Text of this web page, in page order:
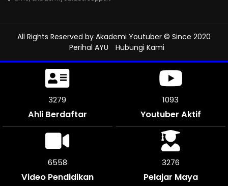
All Rights Reserved by Akademi Youtuber © Since 2020
Perihal AYU
Hubungi Kami
3639
Ahli Berdaftar
1212
Youtuber Aktif
7272
Video Pendidikan
3636
Pelajar Maya